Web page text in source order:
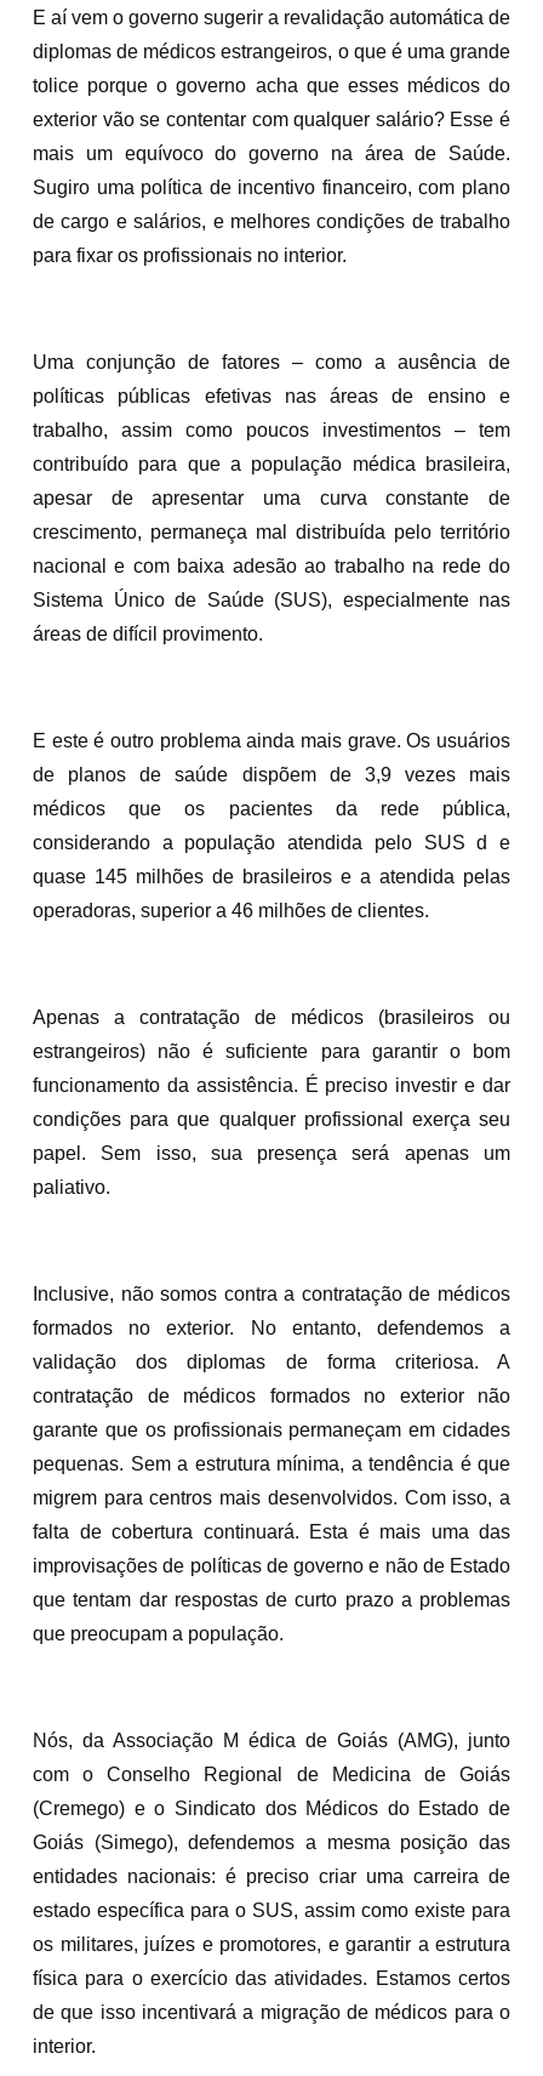
E aí vem o governo sugerir a revalidação automática de
diplomas de médicos estrangeiros, o que é uma grande
tolice porque o governo acha que esses médicos do
exterior vão se contentar com qualquer salário? Esse é
mais um equívoco do governo na área de Saúde.
Sugiro uma política de incentivo financeiro, com plano
de cargo e salários, e melhores condições de trabalho
para fixar os profissionais no interior.
Uma conjunção de fatores – como a ausência de
políticas públicas efetivas nas áreas de ensino e
trabalho, assim como poucos investimentos – tem
contribuído para que a população médica brasileira,
apesar de apresentar uma curva constante de
crescimento, permaneça mal distribuída pelo território
nacional e com baixa adesão ao trabalho na rede do
Sistema Único de Saúde (SUS), especialmente nas
áreas de difícil provimento.
E este é outro problema ainda mais grave. Os usuários
de planos de saúde dispõem de 3,9 vezes mais
médicos que os pacientes da rede pública,
considerando a população atendida pelo SUS d e
quase 145 milhões de brasileiros e a atendida pelas
operadoras, superior a 46 milhões de clientes.
Apenas a contratação de médicos (brasileiros ou
estrangeiros) não é suficiente para garantir o bom
funcionamento da assistência. É preciso investir e dar
condições para que qualquer profissional exerça seu
papel. Sem isso, sua presença será apenas um
paliativo.
Inclusive, não somos contra a contratação de médicos
formados no exterior. No entanto, defendemos a
validação dos diplomas de forma criteriosa. A
contratação de médicos formados no exterior não
garante que os profissionais permaneçam em cidades
pequenas. Sem a estrutura mínima, a tendência é que
migrem para centros mais desenvolvidos. Com isso, a
falta de cobertura continuará. Esta é mais uma das
improvisações de políticas de governo e não de Estado
que tentam dar respostas de curto prazo a problemas
que preocupam a população.
Nós, da Associação M édica de Goiás (AMG), junto
com o Conselho Regional de Medicina de Goiás
(Cremego) e o Sindicato dos Médicos do Estado de
Goiás (Simego), defendemos a mesma posição das
entidades nacionais: é preciso criar uma carreira de
estado específica para o SUS, assim como existe para
os militares, juízes e promotores, e garantir a estrutura
física para o exercício das atividades. Estamos certos
de que isso incentivará a migração de médicos para o
interior.